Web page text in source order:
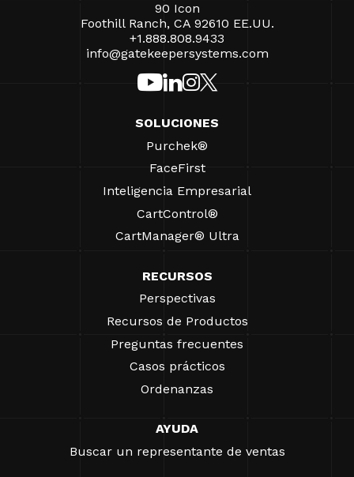
90 Icon
Foothill Ranch, CA 92610 EE.UU.
+1.888.808.9433
info@gatekeepersystems.com
SOLUCIONES
Purchek®
FaceFirst
Inteligencia Empresarial
CartControl®
CartManager® Ultra
RECURSOS
Perspectivas
Recursos de Productos
Preguntas frecuentes
Casos prácticos
Ordenanzas
AYUDA
Buscar un representante de ventas